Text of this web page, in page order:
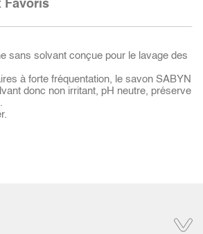
Favoris
sans solvant conçue pour le lavage des
à forte fréquentation, le savon SABYN
donc non irritant, pH neutre, préserve